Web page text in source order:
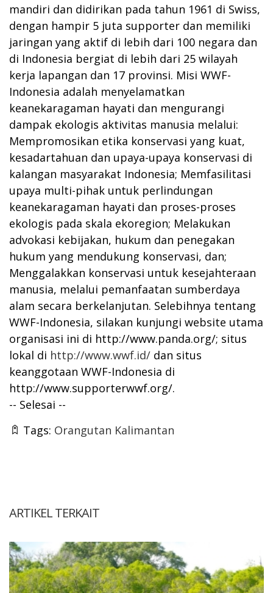
mandiri dan didirikan pada tahun 1961 di Swiss,
dengan hampir 5 juta supporter dan memiliki
jaringan yang aktif di lebih dari 100 negara dan
di Indonesia bergiat di lebih dari 25 wilayah
kerja lapangan dan 17 provinsi. Misi WWF-
Indonesia adalah menyelamatkan
keanekaragaman hayati dan mengurangi
dampak ekologis aktivitas manusia melalui:
Mempromosikan etika konservasi yang kuat,
kesadartahuan dan upaya-upaya konservasi di
kalangan masyarakat Indonesia; Memfasilitasi
upaya multi-pihak untuk perlindungan
keanekaragaman hayati dan proses-proses
ekologis pada skala ekoregion; Melakukan
advokasi kebijakan, hukum dan penegakan
hukum yang mendukung konservasi, dan;
Menggalakkan konservasi untuk kesejahteraan
manusia, melalui pemanfaatan sumberdaya
alam secara berkelanjutan. Selebihnya tentang
WWF-Indonesia, silakan kunjungi website utama
organisasi ini di http://www.panda.org/; situs
lokal di http://www.wwf.id/ dan situs
keanggotaan WWF-Indonesia di
http://www.supporterwwf.org/.
-- Selesai --
Tags: Orangutan Kalimantan
ARTIKEL TERKAIT